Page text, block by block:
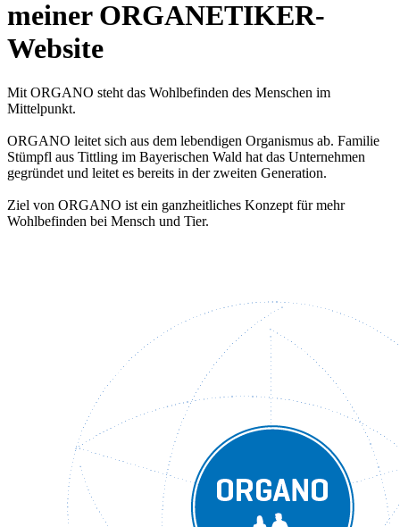
meiner ORGANETIKER-
Website
Mit ORGANO steht das Wohlbefinden des Menschen im
Mittelpunkt.
ORGANO leitet sich aus dem lebendigen Organismus ab. Familie
Stümpfl aus Tittling im Bayerischen Wald hat das Unternehmen
gegründet und leitet es bereits in der zweiten Generation.
Ziel von ORGANO ist ein ganzheitliches Konzept für mehr
Wohlbefinden bei Mensch und Tier.